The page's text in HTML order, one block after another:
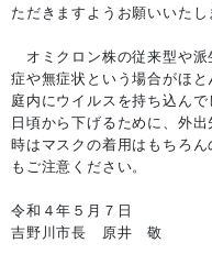
ただきますようお願いいたし
オミクロン株の従来型や派
症や無症状という場合がほ
庭内にウイルスを持ち込ん
日頃から下げるために、外
時はマスクの着用はもちろ
もご注意ください。
令和４年５月７日
吉野川市長 原井 敬